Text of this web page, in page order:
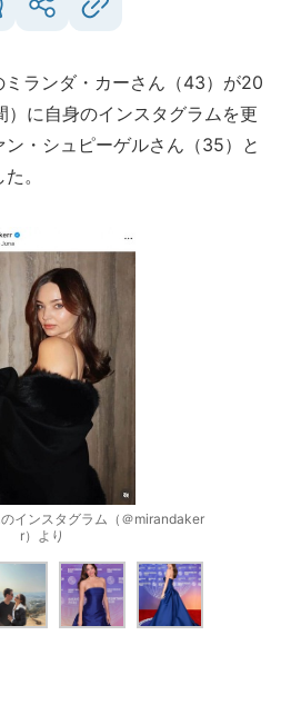
ランダ・カーさん（43）が20
に自身のインスタグラムを更
・シュピーゲルさん（35）と
。
インスタグラム（＠mirandaker
r）より